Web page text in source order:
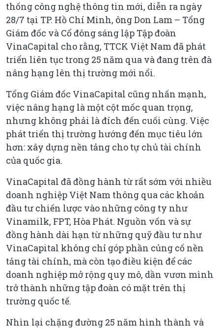
thống công nghệ thông tin mới, diễn ra ngày
28/7 tại TP. Hồ Chí Minh, ông Don Lam – Tổng
Giám đốc và Cổ đông sáng lập Tập đoàn
VinaCapital cho rằng, TTCK Việt Nam đã phát
triển liên tục trong 25 năm qua và đang trên đà
nâng hạng lên thị trường mới nổi.
Tổng Giám đốc VinaCapital cũng nhấn mạnh,
việc nâng hạng là một cột mốc quan trọng,
nhưng không phải là đích đến cuối cùng. Việc
phát triển thị trường hướng đến mục tiêu lớn
hơn: xây dựng nền tảng cho tự chủ tài chính
của quốc gia.
VinaCapital đã đồng hành từ rất sớm với nhiều
doanh nghiệp Việt Nam thông qua các khoản
đầu tư chiến lược vào những công ty như
Vinamilk, FPT, Hòa Phát. Nguồn vốn và sự
đồng hành dài hạn từ những quỹ đầu tư như
VinaCapital không chỉ góp phần củng cố nền
tảng tài chính, mà còn tạo điều kiện để các
doanh nghiệp mở rộng quy mô, dần vươn mình
trở thành những tập đoàn có mặt trên thị
trường quốc tế.
Nhìn lại chặng đường 25 năm hình thành và